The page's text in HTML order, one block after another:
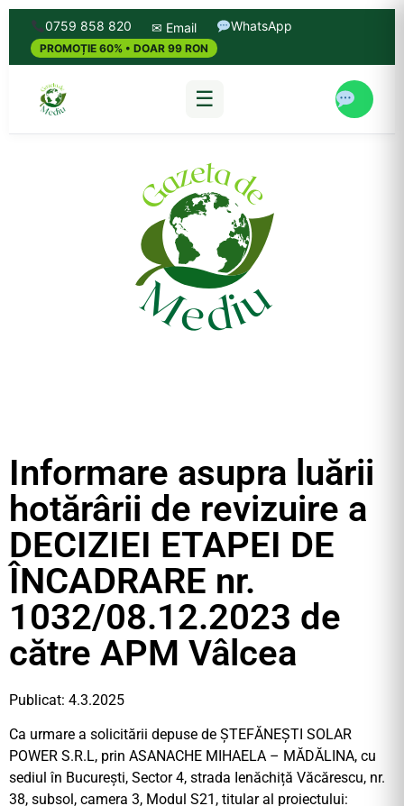
0759 858 820 ✉ Email WhatsApp
PROMOȚIE 60% • DOAR 99 RON
☰
Informare asupra luării
hotărârii de revizuire a
DECIZIEI ETAPEI DE
ÎNCADRARE nr.
1032/08.12.2023 de
către APM Vâlcea
Publicat: 4.3.2025
Ca urmare a solicitării depuse de ȘTEFĂNEȘTI SOLAR
POWER S.R.L, prin ASANACHE MIHAELA – MĂDĂLINA, cu
sediul în București, Sector 4, strada Ienăchiță Văcărescu, nr.
38, subsol, camera 3, Modul S21, titular al proiectului: